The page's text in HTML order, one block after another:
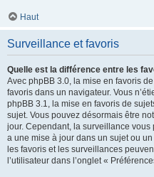
Haut
Surveillance et favoris
Quelle est la différence entre les
Avec phpBB 3.0, la mise en favoris
favoris dans un navigateur. Vous
phpBB 3.1, la mise en favoris de
sujet. Vous pouvez désormais être
jour. Cependant, la surveillance vous
a une mise à jour dans un sujet ou
les favoris et les surveillances
l’utilisateur dans l’onglet «